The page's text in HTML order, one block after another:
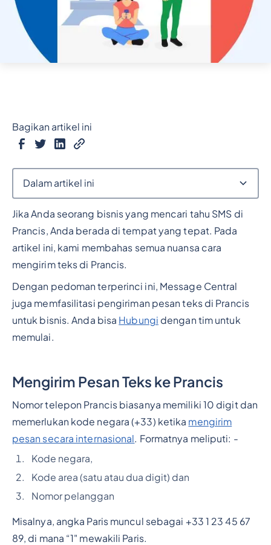
Jika Anda seorang bisnis yang mencari tahu SMS di
Prancis, Anda berada di tempat yang tepat. Pada
artikel ini, kami membahas semua nuansa cara
mengirim teks di Prancis.
Dengan pedoman terperinci ini, Message Central
juga memfasilitasi pengiriman pesan teks di Prancis
untuk bisnis. Anda bisa Hubungi dengan tim untuk
memulai.
Mengirim Pesan Teks ke Prancis
Nomor telepon Prancis biasanya memiliki 10 digit dan
memerlukan kode negara (+33) ketika mengirim
pesan secara internasional. Formatnya meliputi: -
Kode negara,
Kode area (satu atau dua digit) dan
Nomor pelanggan
Misalnya, angka Paris muncul sebagai +33 1 23 45 67
89, di mana “1" mewakili Paris.
Bagikan artikel ini
Dalam artikel ini
Judul 2